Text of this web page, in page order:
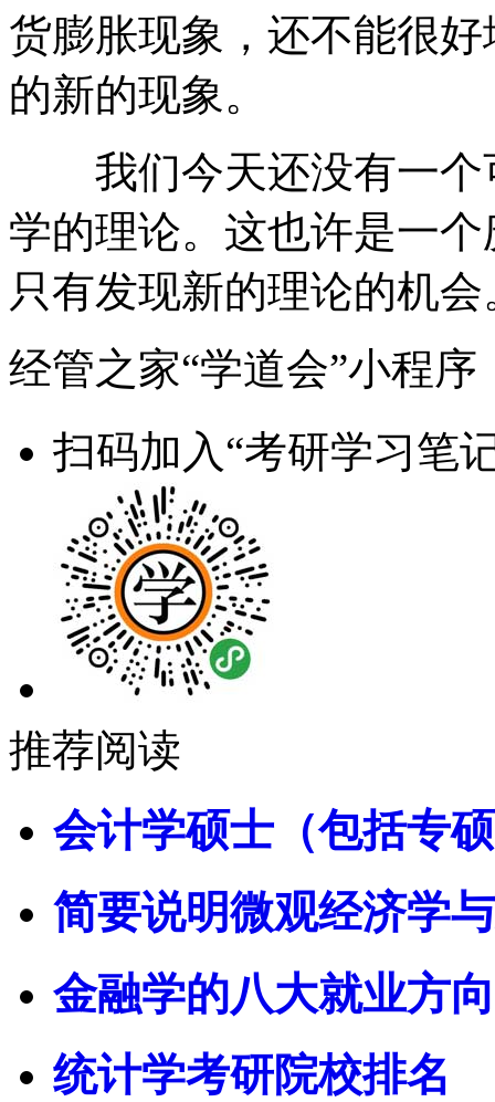
货膨胀现象，还不能很
的新的现象。
我们今天还没有一个
学的理论。这也许是一
只有发现新的理论的机会
经管之家“学道会”小程序
扫码加入“考研学习笔
推荐阅读
会计学硕士（包括专
简要说明微观经济学
金融学的八大就业方
统计学考研院校排名